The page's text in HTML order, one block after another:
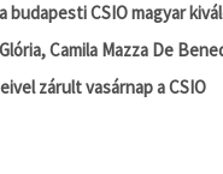
budapesti CSIO magyar
Camila Mazza De
zárult vasárnap a CSIO